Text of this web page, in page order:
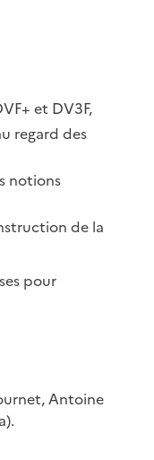
et DV3F,
regard des
notions
de la
pour
Antoine